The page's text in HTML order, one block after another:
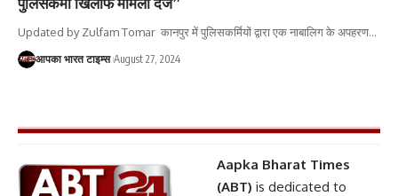
Updated by Zulfam Tomar कानपुर में पुलिसकर्मियों द्वारा एक नाबालिग के अपहरण…
आपका भारत टाइम्स August 27, 2024
Aapka Bharat Times
(ABT) is dedicated to